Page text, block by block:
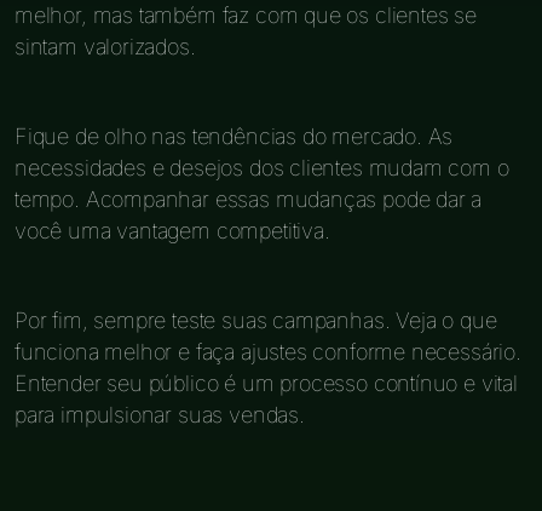
melhor, mas também faz com que os clientes se
sintam valorizados.
Fique de olho nas tendências do mercado. As
necessidades e desejos dos clientes mudam com o
tempo. Acompanhar essas mudanças pode dar a
você uma vantagem competitiva.
Por fim, sempre teste suas campanhas. Veja o que
funciona melhor e faça ajustes conforme necessário.
Entender seu público é um processo contínuo e vital
para impulsionar suas vendas.